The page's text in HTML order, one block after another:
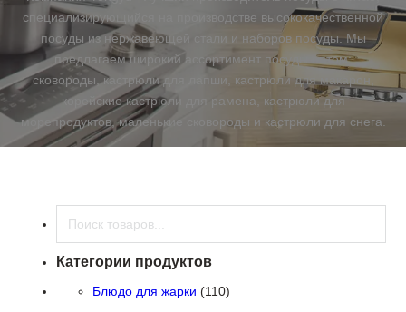
специализирующийся на производстве высококачественной
посуды из нержавеющей стали и наборов посуды. Мы
предлагаем широкий ассортимент посуды оптом:
сковороды, кастрюли для лапши, кастрюли для макарон,
корейские кастрюли для рамена, кастрюли для
морепродуктов, маленькие сковороды и кастрюли для снега.
Категории продуктов
Блюдо для жарки 110110 товаров